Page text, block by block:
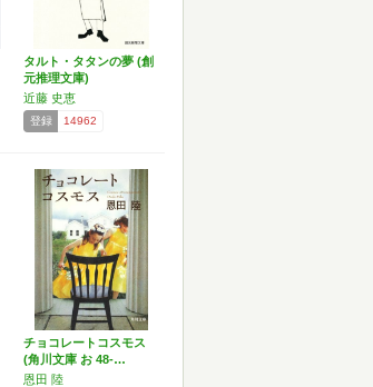
タルト・タタンの夢 (創
元推理文庫)
近藤 史恵
登録 14962
チョコレートコスモス
(角川文庫 お 48-…
恩田 陸